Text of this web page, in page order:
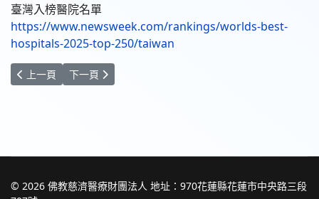
臺灣入榜醫院名單
https://www.newsweek.com/rankings/worlds-best-
hospitals-2025-top-250/taiwan
上一篇文章: 慈濟學術能量大躍進 全球頂尖科學家五年成長5.3倍
上一頁 下一篇文章: 【聲明】網傳「簽器官捐贈的嚴重後果」為
下一頁
© 2026 佛教慈濟醫療財團法人 地址：970花蓮縣花蓮市中央路三段